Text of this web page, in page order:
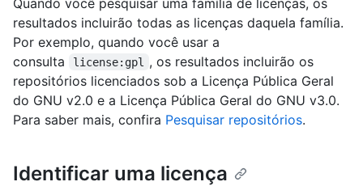
resultados incluirão todas as licenças daquela família.
Por exemplo, quando você usar a
consulta
license:gpl
, os resultados incluirão os
repositórios licenciados sob a Licença Pública Geral
do GNU v2.0 e a Licença Pública Geral do GNU v3.0.
Para saber mais, confira Pesquisar repositórios.
Identificar uma licença